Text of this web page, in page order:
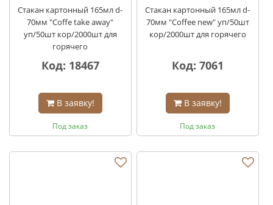
Стакан картонный 165мл d-
70мм "Coffe take away"
уп/50шт кор/2000шт для
горячего
Код: 18467
В заявку!
Под заказ
Стакан картонный 165мл d-
70мм "Coffee new" уп/50шт
кор/2000шт для горячего
Код: 7061
В заявку!
Под заказ